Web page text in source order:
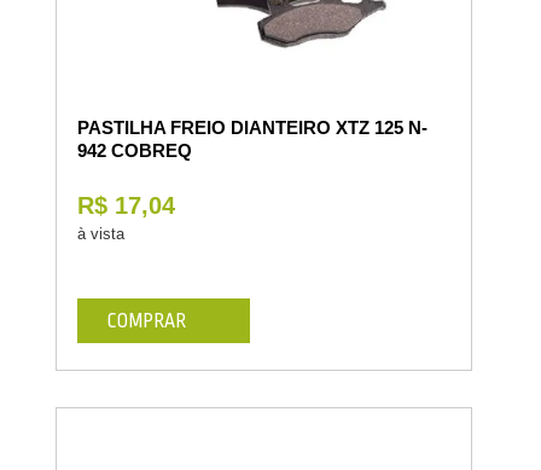
PASTILHA FREIO DIANTEIRO XTZ 125 N-
942 COBREQ
R$ 17,04
à vista
COMPRAR